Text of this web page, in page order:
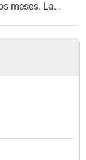
meses. La